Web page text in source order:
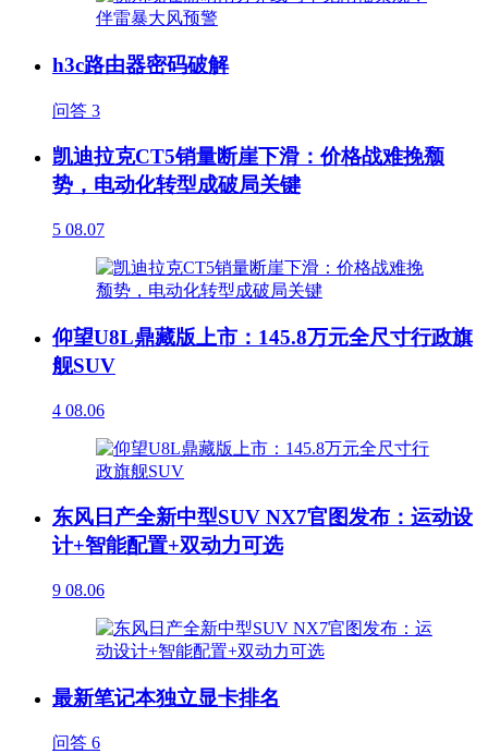
h3c路由器密码破解
问答 3
凯迪拉克CT5销量断崖下滑：价格战难挽颓
势，电动化转型成破局关键
5 08.07
仰望U8L鼎藏版上市：145.8万元全尺寸行政旗
舰SUV
4 08.06
东风日产全新中型SUV NX7官图发布：运动设
计+智能配置+双动力可选
9 08.06
最新笔记本独立显卡排名
问答 6